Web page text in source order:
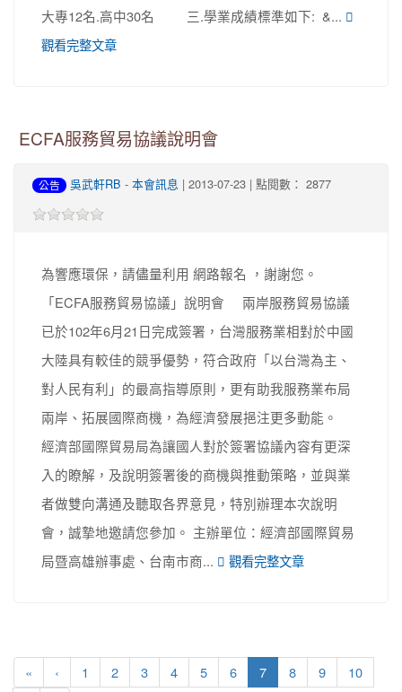
大專12名.高中30名 三.學業成績標準如下: &...
觀看完整文章
ECFA服務貿易協議說明會
公告 吳武軒RB - 本會訊息 | 2013-07-23 | 點閱數： 2877
為響應環保，請儘量利用 網路報名 ，謝謝您。
「ECFA服務貿易協議」說明會 兩岸服務貿易協議
已於102年6月21日完成簽署，台灣服務業相對於中國
大陸具有較佳的競爭優勢，符合政府「以台灣為主、
對人民有利」的最高指導原則，更有助我服務業布局
兩岸、拓展國際商機，為經濟發展挹注更多動能。
經濟部國際貿易局為讓國人對於簽署協議內容有更深
入的瞭解，及說明簽署後的商機與推動策略，並與業
者做雙向溝通及聽取各界意見，特別辦理本次說明
會，誠摯地邀請您參加。 主辦單位：經濟部國際貿易
局暨高雄辦事處、台南市商...
觀看完整文章
« ‹ 1 2 3 4 5 6 7(current)
8 9
10